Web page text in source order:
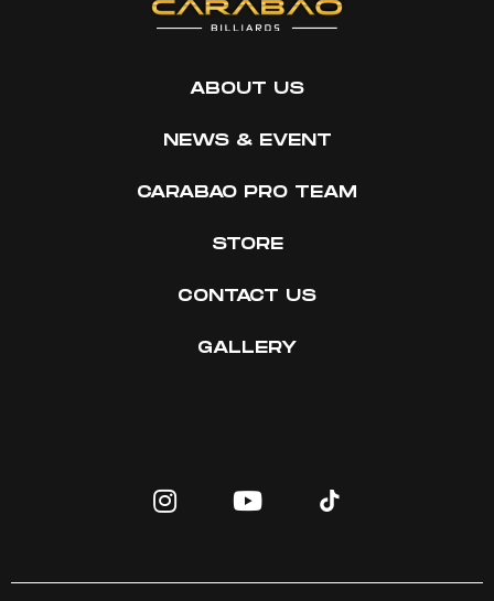
ABOUT US
NEWS & EVENT
CARABAO PRO TEAM
STORE
CONTACT US
GALLERY